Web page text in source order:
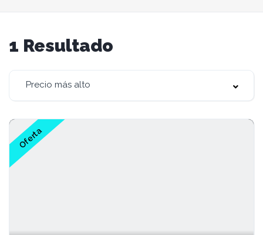
1 Resultado
Precio más alto
Oferta